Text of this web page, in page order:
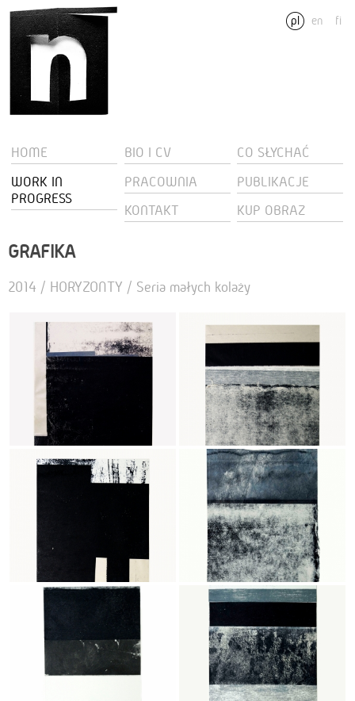
pl en fi
HOME BIO I CV
CO SŁYCHAĆ
WORK IN
PROGRESS
PRACOWNIA
PUBLIKACJE
KONTAKT
KUP OBRAZ
GRAFIKA
2014 / HORYZONTY / Seria małych kolaży